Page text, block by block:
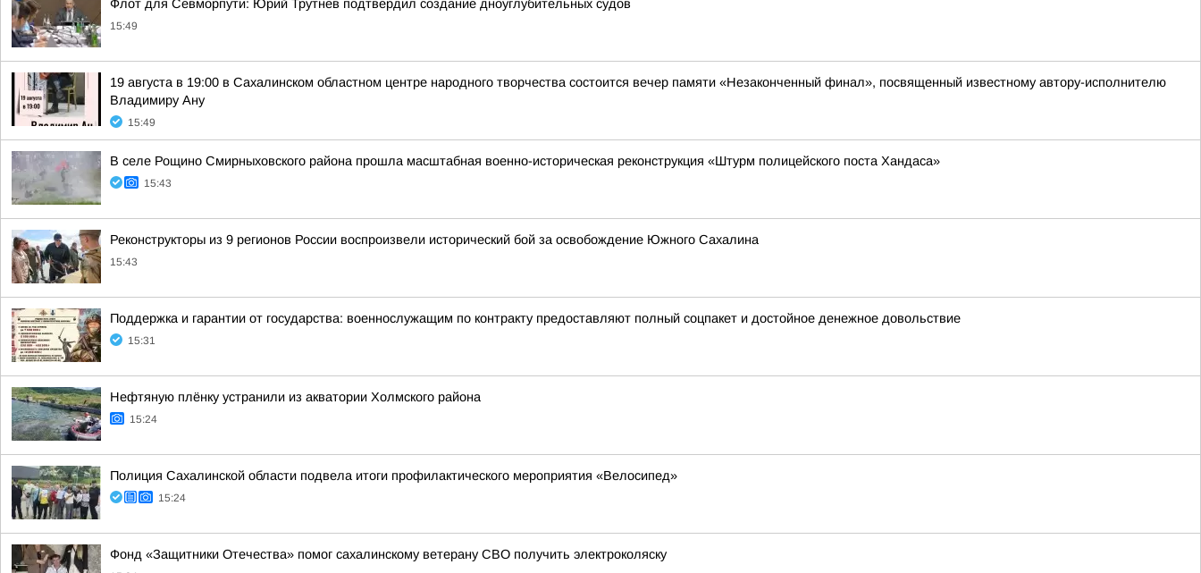
Флот для Севморпути: Юрий Трутнев подтвердил создание дноуглубительных судов
15:49
19 августа в 19:00 в Сахалинском областном центре народного творчества состоится вечер памяти «Незаконченный финал», посвященный известному автору-исполнителю
Владимиру Ану
15:49
В селе Рощино Смирныховского района прошла масштабная военно-историческая реконструкция «Штурм полицейского поста Хандаса»
15:43
Реконструкторы из 9 регионов России воспроизвели исторический бой за освобождение Южного Сахалина
15:43
Поддержка и гарантии от государства: военнослужащим по контракту предоставляют полный соцпакет и достойное денежное довольствие
15:31
Нефтяную плёнку устранили из акватории Холмского района
15:24
Полиция Сахалинской области подвела итоги профилактического мероприятия «Велосипед»
15:24
Фонд «Защитники Отечества» помог сахалинскому ветерану СВО получить электроколяску